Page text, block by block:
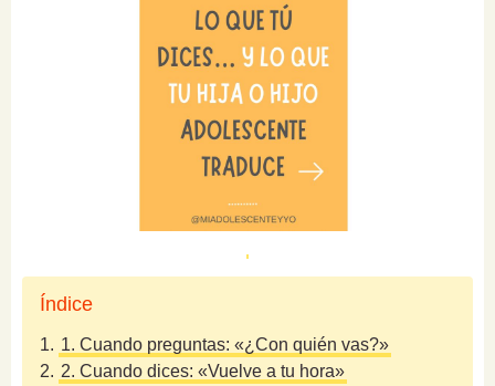
Índice
1. 1. Cuando preguntas: «¿Con quién vas?»
2. 2. Cuando dices: «Vuelve a tu hora»